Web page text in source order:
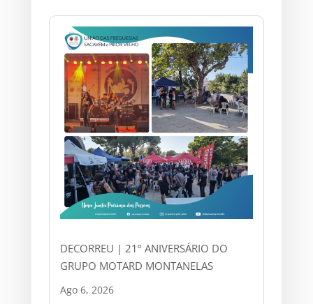
DECORREU | 21º ANIVERSÁRIO DO
GRUPO MOTARD MONTANELAS
Ago 6, 2026